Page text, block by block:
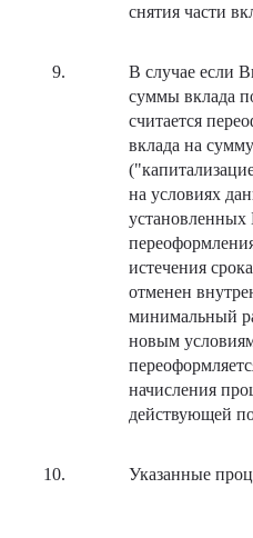
снятия части
В случае если
суммы вклада
считается
вклада на
на условиях
истечения
отменен
минимальный
новым
начисления
действующей
Указанные